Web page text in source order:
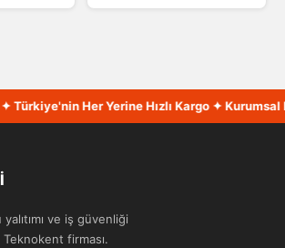
Her Yerine Hızlı Kargo ✦ Kurumsal
ve iş güvenliği
Teknokent firması.